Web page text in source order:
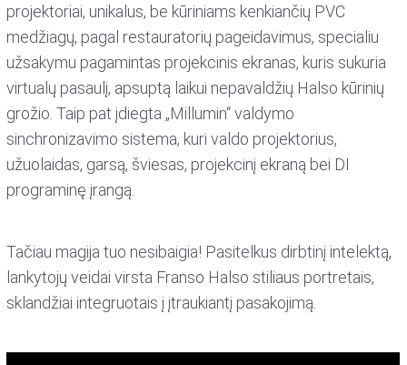
projektoriai, unikalus, be kūriniams kenkiančių PVC
medžiagų, pagal restauratorių pageidavimus, specialiu
užsakymu pagamintas projekcinis ekranas, kuris sukuria
virtualų pasaulį, apsuptą laikui nepavaldžių Halso kūrinių
grožio. Taip pat įdiegta „Millumin“ valdymo
sinchronizavimo sistema, kuri valdo projektorius,
užuolaidas, garsą, šviesas, projekcinį ekraną bei DI
programinę įrangą.
Tačiau magija tuo nesibaigia! Pasitelkus dirbtinį intelektą,
lankytojų veidai virsta Franso Halso stiliaus portretais,
sklandžiai integruotais į įtraukiantį pasakojimą.